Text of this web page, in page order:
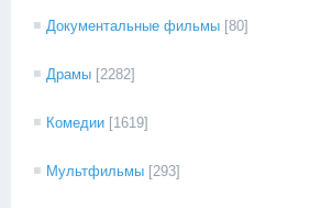
Документальные фильмы [80]
Драмы [2282]
Комедии [1619]
Мультфильмы [293]